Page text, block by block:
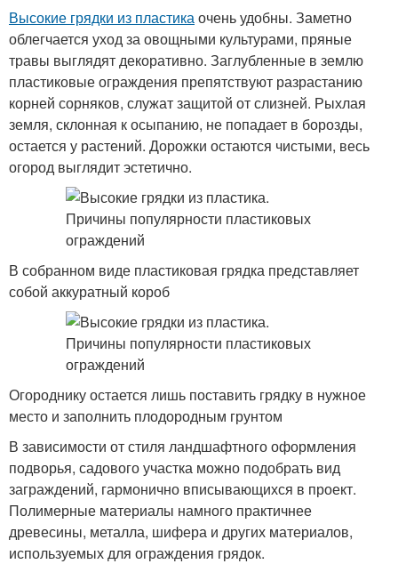
Высокие грядки из пластикаочень удобны. Заметно
облегчается уход за овощными культурами, пряные
травы выглядят декоративно. Заглубленные в землю
пластиковые ограждения препятствуют разрастанию
корней сорняков, служат защитой от слизней. Рыхлая
земля, склонная к осыпанию, не попадает в борозды,
остается у растений. Дорожки остаются чистыми, весь
огород выглядит эстетично.
В собранном виде пластиковая грядка представляет
собой аккуратный короб
Огороднику остается лишь поставить грядку в нужное
место и заполнить плодородным грунтом
В зависимости от стиля ландшафтного оформления
подворья, садового участка можно подобрать вид
заграждений, гармонично вписывающихся в проект.
Полимерные материалы намного практичнее
древесины, металла, шифера и других материалов,
используемых для ограждения грядок.